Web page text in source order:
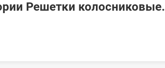
Решетки колосниковые.